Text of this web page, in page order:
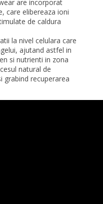
are incorporat
care elibereaza ioni
de caldura
la nivel celulara care
ajutand astfel in
si nutrienti in zona
natural de
grabind recuperarea